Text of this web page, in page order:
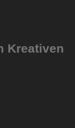
Kreativen